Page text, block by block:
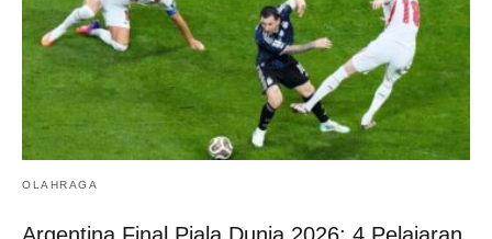
OLAHRAGA